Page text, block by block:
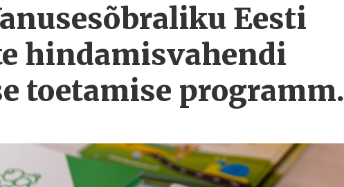
Eesti
hindamisvahendi
toetamise programm.